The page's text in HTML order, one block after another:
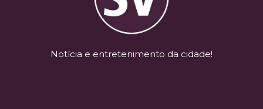
Notícia e entretenimento da cidade!